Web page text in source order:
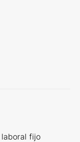
laboral fijo